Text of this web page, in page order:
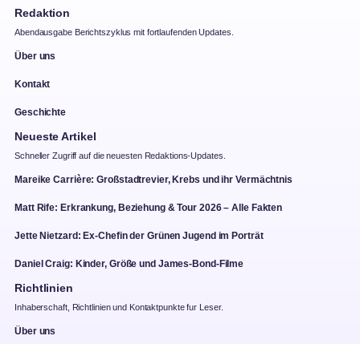
Redaktion
Abendausgabe Berichtszyklus mit fortlaufenden Updates.
Über uns
Kontakt
Geschichte
Neueste Artikel
Schneller Zugriff auf die neuesten Redaktions-Updates.
Mareike Carrière: Großstadtrevier, Krebs und ihr Vermächtnis
Matt Rife: Erkrankung, Beziehung & Tour 2026 – Alle Fakten
Jette Nietzard: Ex-Chefin der Grünen Jugend im Porträt
Daniel Craig: Kinder, Größe und James-Bond-Filme
Richtlinien
Inhaberschaft, Richtlinien und Kontaktpunkte fur Leser.
Über uns